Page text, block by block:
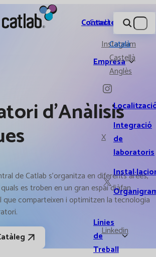
Catlab.
Empresa
Integració
de
laboratoris
Línies
de
Treball
Contacte
Instagram
X
Linkedin
Català
Català
Castellà
Anglès
d'Anàlisis
de Catlab s'organitza en diferents àrees,
quals es troben en un gran espai diàfan
que comparteixen i optimitzen la tecnologia